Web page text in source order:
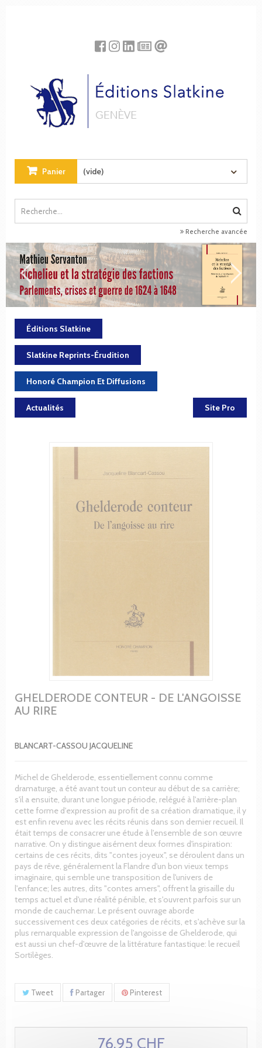
Panier (vide)
Recherche avancée
Éditions Slatkine
Slatkine Reprints-Érudition
Honoré Champion Et Diffusions
Actualités Site Pro
GHELDERODE CONTEUR - DE L'ANGOISSE
AU RIRE
BLANCART-CASSOU JACQUELINE
Michel de Ghelderode, essentiellement connu comme
dramaturge, a été avant tout un conteur au début de sa carrière;
s'il a ensuite, durant une longue période, relégué à l'arrière-plan
cette forme d'expression au profit de sa création dramatique, il y
est enfin revenu avec les récits réunis dans son dernier recueil. Il
était temps de consacrer une étude à l'ensemble de son œuvre
narrative. On y distingue aisément deux formes d'inspiration:
certains de ces récits, dits "contes joyeux", se déroulent dans un
pays de rêve, généralement la Flandre d'un bon vieux temps
imaginaire, qui semble une transposition de l'univers de
l'enfance; les autres, dits "contes amers", offrent la grisaille du
temps actuel et d'une réalité pénible, et s'ouvrent parfois sur un
monde de cauchemar. Le présent ouvrage aborde
successivement ces deux catégories de récits, et s'achève sur la
plus remarquable expression de l'angoisse de Ghelderode, qui
est aussi un chef-d'œuvre de la littérature fantastique: le recueil
Sortilèges.
Tweet Partager Pinterest
76.95 CHF